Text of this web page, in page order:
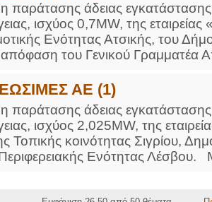
άδειας
ισχύος 0,7MW, της
Ενότητας Ατσικής, του
του Γενικού Γραμματέα
ΑΕ (1)
άδειας
ισχύος 2,025MW, της
Τοπικής κοινότητας Σιγρίου,
Ενότητας Λέσβου.